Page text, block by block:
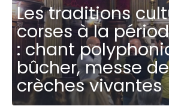
Les traditions
corses à la
: chant
bûcher, messe
crèches vivantes